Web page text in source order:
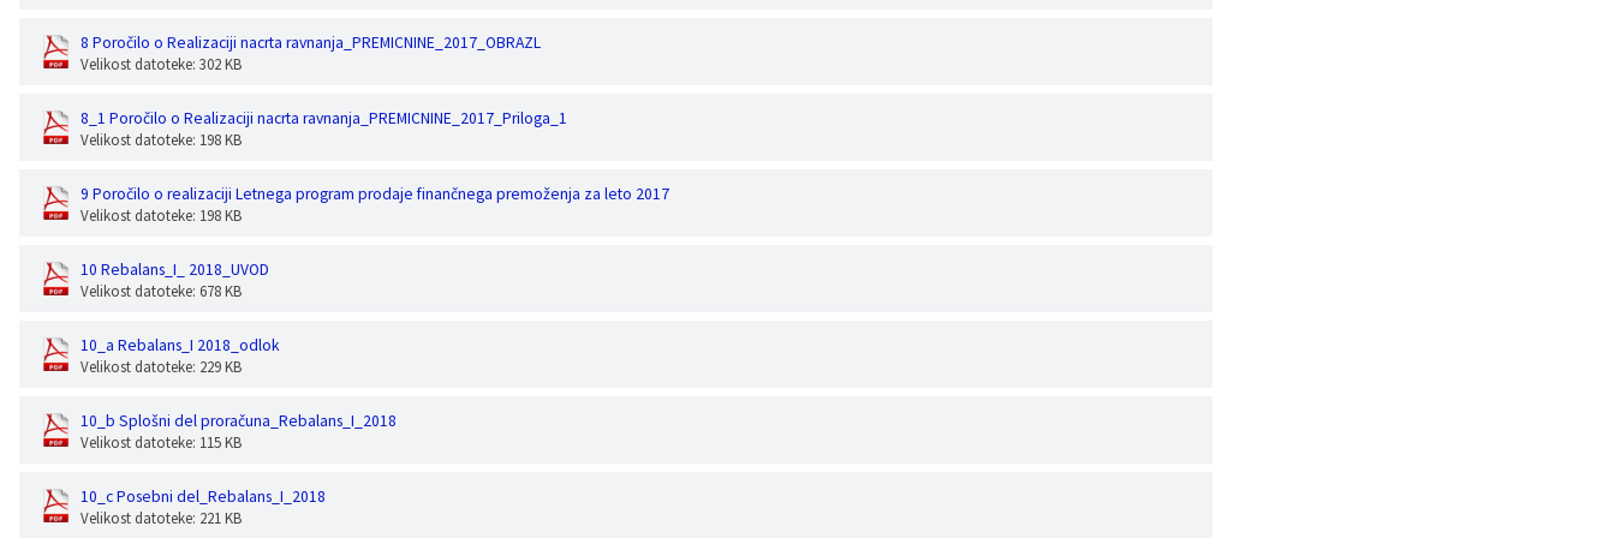
8 Poročilo o Realizaciji nacrta ravnanja_PREMICNINE_2017_OBRAZL
Velikost datoteke: 302 KB
8_1 Poročilo o Realizaciji nacrta ravnanja_PREMICNINE_2017_Priloga_1
Velikost datoteke: 198 KB
9 Poročilo o realizaciji Letnega program prodaje finančnega premoženja za leto 2017
Velikost datoteke: 198 KB
10 Rebalans_I_ 2018_UVOD
Velikost datoteke: 678 KB
10_a Rebalans_I 2018_odlok
Velikost datoteke: 229 KB
10_b Splošni del proračuna_Rebalans_I_2018
Velikost datoteke: 115 KB
10_c Posebni del_Rebalans_I_2018
Velikost datoteke: 221 KB